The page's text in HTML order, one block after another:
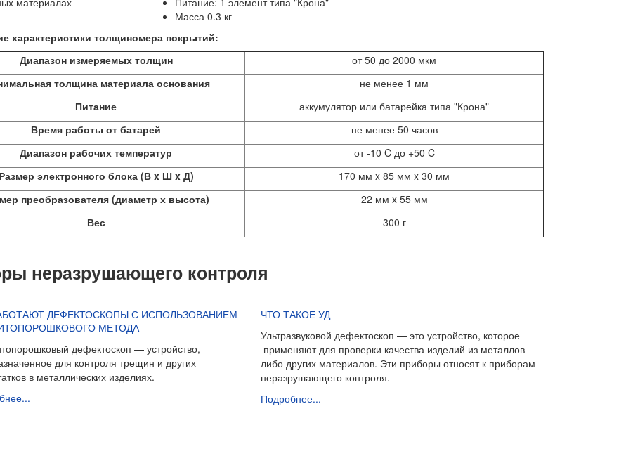
Масса 0.3 кг
характеристики толщиномера покрытий:
Диапазон измеряемых толщин
от 50 до 2000 мкм
толщина материала основания
не менее 1 мм
Питание
аккумулятор или батарейка типа "Крона"
Время работы от батарей
не менее 50 часов
Диапазон рабочих температур
от -10 C до +50 C
Размер электронного блока (В x Ш x Д)
170 мм x 85 мм x 30 мм
преобразователя (диаметр х высота)
22 мм x 55 мм
Вес
300 г
неразрушающего контроля
ДЕФЕКТОСКОПЫ С ИСПОЛЬЗОВАНИЕМ
МЕТОДА
дефектоскоп — устройство,
для контроля трещин и других
в металлических изделиях.
ЧТО ТАКОЕ УД
Ультразвуковой дефектоскоп — это устройство, которое
применяют для проверки качества изделий из металлов
либо других материалов. Эти приборы относят к приборам
неразрушающего контроля.
Подробнее...